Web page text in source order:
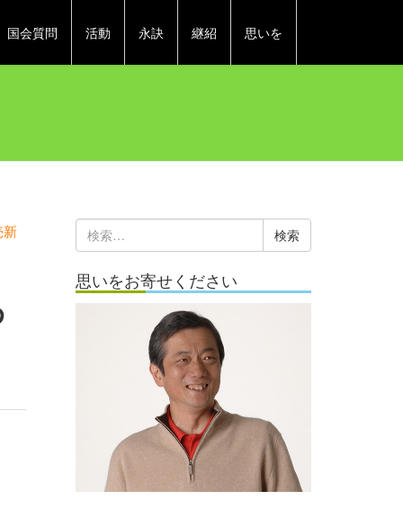
国会質問 活動 永訣 継紹 思いを
索:
思いをお寄せください